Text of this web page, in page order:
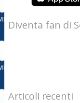
Diventa fan di
Articoli recenti